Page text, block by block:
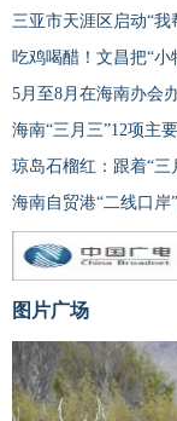
三亚市天涯区启动“我
吃鸡喝醋！文昌把“小
5月至8月在海南办会
海南“三月三”12项主
琼岛石榴红：跟着“三
海南自贸港“二线口
图片广场